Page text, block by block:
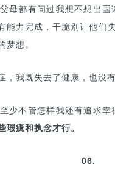
母都有问过我想不想出
能力完成，干脆别让他们
梦想。
，我既失去了健康，也没
少不管怎样我还有追求幸
瑕疵和执念才行。
06.